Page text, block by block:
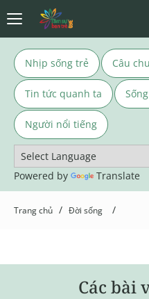
Nhịp sống trẻ Câu
Tin tức quanh ta
Người nổi tiếng
Powered by Translate
Trang chủ / Đời sống /
Các bài